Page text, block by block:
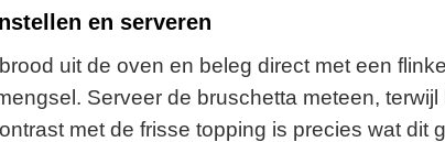
en serveren
uit de oven en beleg direct met een
Serveer de bruschetta meteen,
met de frisse topping is precies wat dit